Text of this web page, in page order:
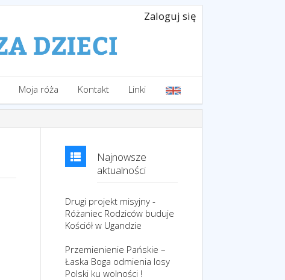
Zaloguj się
Moja róża Kontakt Linki
Najnowsze
aktualności
Drugi projekt misyjny -
Różaniec Rodziców buduje
Kościół w Ugandzie
Przemienienie Pańskie –
Łaska Boga odmienia losy
Polski ku wolności !